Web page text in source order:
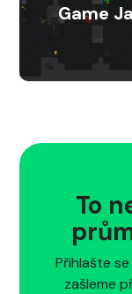
Game
To
Přihlašte
zašleme